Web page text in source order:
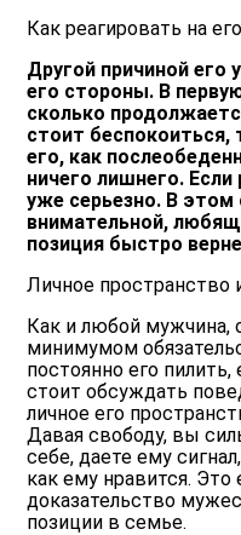
Как реагировать на
Другой причиной его
его стороны. В
сколько
стоит беспокоиться,
его, как
ничего лишнего.
уже серьезно. В этом
внимательной,
позиция быстро
Личное пространство
Как и любой мужчина,
минимумом
постоянно его
стоит обсуждать
личное его
Давая свободу, вы
себе, даете ему
как ему нравится. Это
доказательство
позиции в семье.